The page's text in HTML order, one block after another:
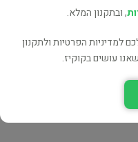
, ובתקנון המלא.
הפרטיות ולתקנון
עושים בקוקיז.